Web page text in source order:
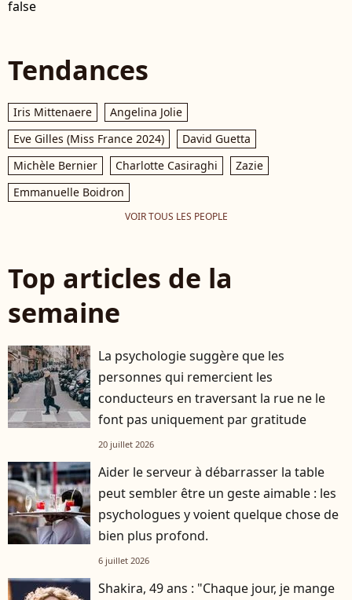
false
Tendances
Iris Mittenaere
Angelina Jolie
Eve Gilles (Miss France 2024)
David Guetta
Michèle Bernier
Charlotte Casiraghi
Zazie
Emmanuelle Boidron
VOIR TOUS LES PEOPLE
Top articles de la
semaine
La psychologie suggère que les
personnes qui remercient les
conducteurs en traversant la rue ne le
font pas uniquement par gratitude
20 juillet 2026
Aider le serveur à débarrasser la table
peut sembler être un geste aimable : les
psychologues y voient quelque chose de
bien plus profond.
6 juillet 2026
Shakira, 49 ans : "Chaque jour, je mange